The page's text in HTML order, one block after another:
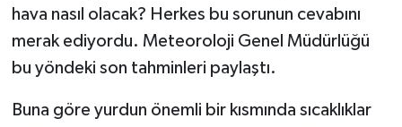
hava nasıl olacak? Herkes bu sorunun cevabını
merak ediyordu. Meteoroloji Genel Müdürlüğü
bu yöndeki son tahminleri paylaştı.
Buna göre yurdun önemli bir kısmında sıcaklıklar
SAĞLIK
SPOR
TARIM